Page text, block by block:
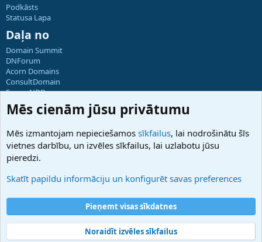
Podkāsts
Statusa Lapa
Daļa no
Domain Summit
DNForum
Acorn Domains
ConsultDomain
ForumNDD
Domainforum.ro
27.be
Hostmaria
Atbalsts
Palīdzība
Noteikumi un nosacījumi
Privātuma politika
Mēs cienām jūsu privātumu
Mēs izmantojam nepieciešamos sīkfailus, lai nodrošinātu šīs
vietnes darbību, un izvēles sīkfailus, lai uzlabotu jūsu
pieredzi.
Skatīt papildu informāciju un konfigurēt savas preferences
Pieņemt visas sīkdatnes
Noraidīt izvēles sīkfailus